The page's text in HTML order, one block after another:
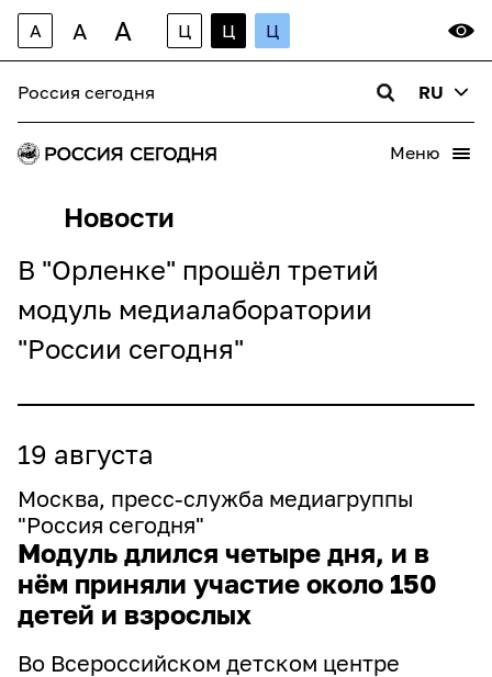
A A A Ц Ц Ц
Россия сегодня RU
Меню
Новости
В "Орленке" прошёл третий
модуль медиалаборатории
"России сегодня"
19 августа
Москва, пресс-служба медиагруппы
"Россия сегодня"
Модуль длился четыре дня, и в
нём приняли участие около 150
детей и взрослых
Во Всероссийском детском центре